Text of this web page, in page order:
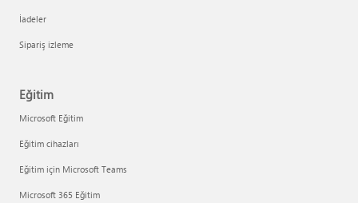
İadeler
Sipariş izleme
Eğitim
Microsoft Eğitim
Eğitim cihazları
Eğitim için Microsoft Teams
Microsoft 365 Eğitim